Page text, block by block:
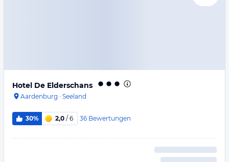
Hotel De Elderschans
Aardenburg · Seeland
30% 2,0 / 6 36 Bewertungen